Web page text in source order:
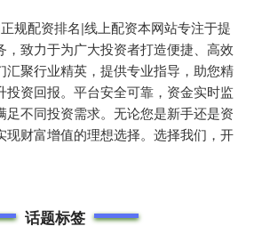
规配资排名|线上配资本网站专注于提
，致力于为广大投资者打造便捷、高效
汇聚行业精英，提供专业指导，助您精
投资回报。平台安全可靠，资金实时监
足不同投资需求。无论您是新手还是资
现财富增值的理想选择。选择我们，开
话题标签